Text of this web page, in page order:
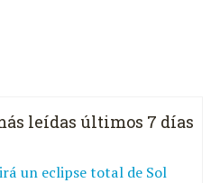
leídas últimos 7 días
un eclipse total de Sol